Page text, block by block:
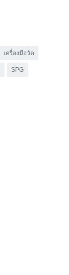
เครื่องมือวัด
SPG